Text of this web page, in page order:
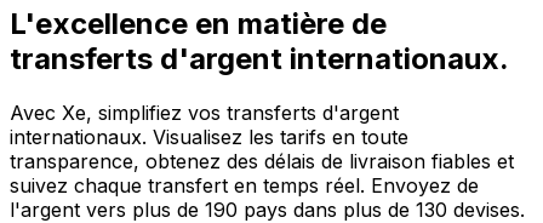
L'excellence en matière de
transferts d'argent internationaux.
Avec Xe, simplifiez vos transferts d'argent
internationaux. Visualisez les tarifs en toute
transparence, obtenez des délais de livraison fiables et
suivez chaque transfert en temps réel. Envoyez de
l'argent vers plus de 190 pays dans plus de 130 devises.